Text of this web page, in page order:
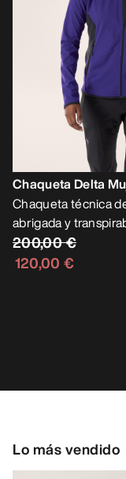
Chaqueta Delta
Chaqueta técnica
abrigada y
200,00 €
120,00 €
Lo más vendido